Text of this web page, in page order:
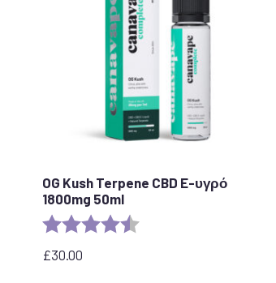
OG Kush Terpene CBD E-υγρό
1800mg 50ml
Αξιολόγηση:
£30.00